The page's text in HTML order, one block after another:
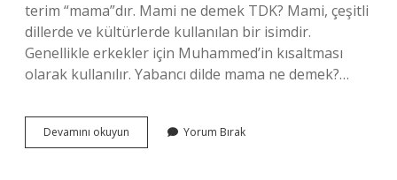
terim “mama”dır. Mami ne demek TDK? Mami, çeşitli
dillerde ve kültürlerde kullanılan bir isimdir.
Genellikle erkekler için Muhammed’in kısaltması
olarak kullanılır. Yabancı dilde mama ne demek?…
Devamını okuyun
Türkçe
Yorum Bırak